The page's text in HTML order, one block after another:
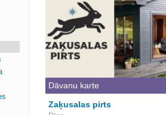
Dāvanu karte
Zaķusalas pirts